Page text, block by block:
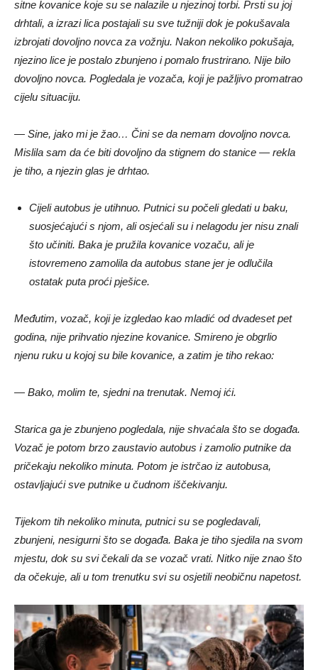
sitne kovanice koje su se nalazile u njezinoj torbi. Prsti su joj
drhtali, a izrazi lica postajali su sve tužniji dok je pokušavala
izbrojati dovoljno novca za vožnju. Nakon nekoliko pokušaja,
njezino lice je postalo zbunjeno i pomalo frustrirano. Nije bilo
dovoljno novca. Pogledala je vozača, koji je pažljivo promatrao
cijelu situaciju.
— Sine, jako mi je žao… Čini se da nemam dovoljno novca.
Mislila sam da će biti dovoljno da stignem do stanice — rekla
je tiho, a njezin glas je drhtao.
Cijeli autobus je utihnuo. Putnici su počeli gledati u baku,
suosjećajući s njom, ali osjećali su i nelagodu jer nisu znali
što učiniti. Baka je pružila kovanice vozaču, ali je
istovremeno zamolila da autobus stane jer je odlučila
ostatak puta proći pješice.
Međutim, vozač, koji je izgledao kao mladić od dvadeset pet
godina, nije prihvatio njezine kovanice. Smireno je obgrlio
njenu ruku u kojoj su bile kovanice, a zatim je tiho rekao:
— Bako, molim te, sjedni na trenutak. Nemoj ići.
Starica ga je zbunjeno pogledala, nije shvaćala što se događa.
Vozač je potom brzo zaustavio autobus i zamolio putnike da
pričekaju nekoliko minuta. Potom je istrčao iz autobusa,
ostavljajući sve putnike u čudnom iščekivanju.
Tijekom tih nekoliko minuta, putnici su se pogledavali,
zbunjeni, nesigurni što se događa. Baka je tiho sjedila na svom
mjestu, dok su svi čekali da se vozač vrati. Nitko nije znao što
da očekuje, ali u tom trenutku svi su osjetili neobičnu napetost.